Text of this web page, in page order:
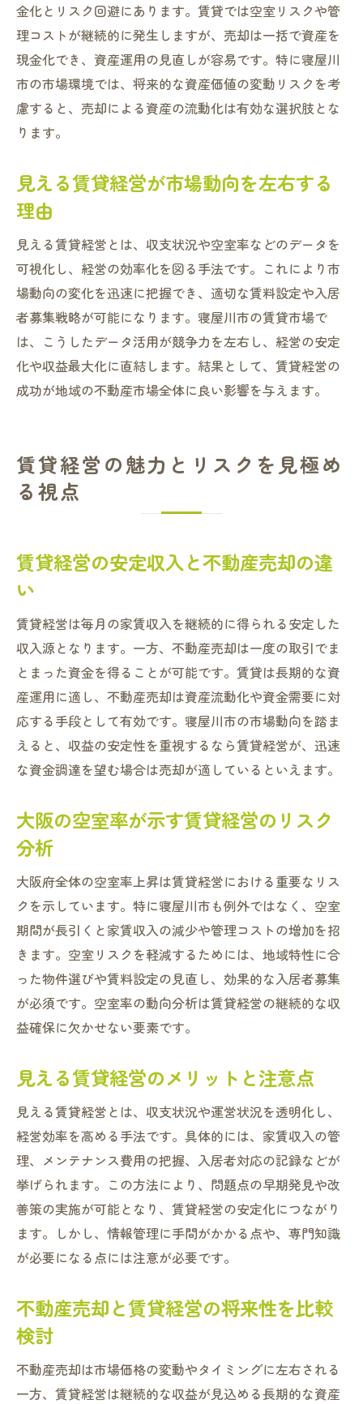
金化とリスク回避にあります。賃貸では空室リスクや管
理コストが継続的に発生しますが、売却は一括で資産を
現金化でき、資産運用の見直しが容易です。特に寝屋川
市の市場環境では、将来的な資産価値の変動リスクを考
慮すると、売却による資産の流動化は有効な選択肢とな
ります。
見える賃貸経営が市場動向を左右する
理由
見える賃貸経営とは、収支状況や空室率などのデータを
可視化し、経営の効率化を図る手法です。これにより市
場動向の変化を迅速に把握でき、適切な賃料設定や入居
者募集戦略が可能になります。寝屋川市の賃貸市場で
は、こうしたデータ活用が競争力を左右し、経営の安定
化や収益最大化に直結します。結果として、賃貸経営の
成功が地域の不動産市場全体に良い影響を与えます。
賃貸経営の魅力とリスクを見極め
る視点
賃貸経営の安定収入と不動産売却の違
い
賃貸経営は毎月の家賃収入を継続的に得られる安定した
収入源となります。一方、不動産売却は一度の取引でま
とまった資金を得ることが可能です。賃貸は長期的な資
産運用に適し、不動産売却は資産流動化や資金需要に対
応する手段として有効です。寝屋川市の市場動向を踏ま
えると、収益の安定性を重視するなら賃貸経営が、迅速
な資金調達を望む場合は売却が適しているといえます。
大阪の空室率が示す賃貸経営のリスク
分析
大阪府全体の空室率上昇は賃貸経営における重要なリス
クを示しています。特に寝屋川市も例外ではなく、空室
期間が長引くと家賃収入の減少や管理コストの増加を招
きます。空室リスクを軽減するためには、地域特性に合
った物件選びや賃料設定の見直し、効果的な入居者募集
が必須です。空室率の動向分析は賃貸経営の継続的な収
益確保に欠かせない要素です。
見える賃貸経営のメリットと注意点
見える賃貸経営とは、収支状況や運営状況を透明化し、
経営効率を高める手法です。具体的には、家賃収入の管
理、メンテナンス費用の把握、入居者対応の記録などが
挙げられます。この方法により、問題点の早期発見や改
善策の実施が可能となり、賃貸経営の安定化につながり
ます。しかし、情報管理に手間がかかる点や、専門知識
が必要になる点には注意が必要です。
不動産売却と賃貸経営の将来性を比較
検討
不動産売却は市場価格の変動やタイミングに左右される
一方、賃貸経営は継続的な収益が見込める長期的な資産